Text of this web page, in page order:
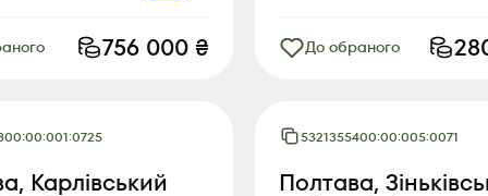
756 000 ₴ До обраного
Карлівський
5321355400:00:005:0071
Полтава,